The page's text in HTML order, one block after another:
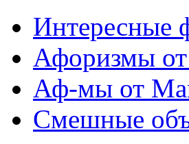
Интересные
Афоризмы
Аф-мы от
Смешные